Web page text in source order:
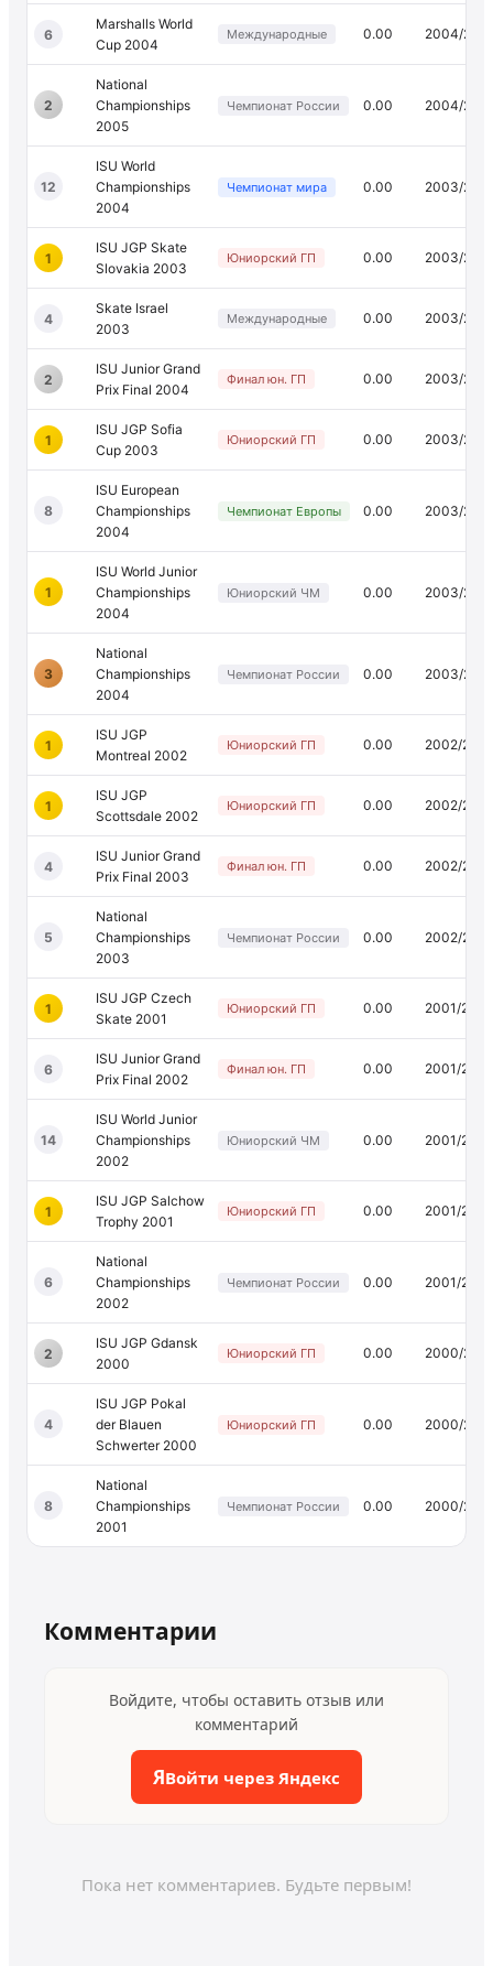
6
Marshalls World
Cup 2004
Международные 0.00 2004/
2
National
Championships
2005
Чемпионат России 0.00 2004/
12
ISU World
Championships
2004
Чемпионат мира 0.00 2003/
1
ISU JGP Skate
Slovakia 2003
Юниорский ГП 0.00 2003/
4
Skate Israel
2003
Международные 0.00 2003/
2
ISU Junior Grand
Prix Final 2004
Финал юн. ГП 0.00 2003/
1
ISU JGP Sofia
Cup 2003
Юниорский ГП 0.00 2003/
8
ISU European
Championships
2004
Чемпионат Европы 0.00 2003/
1
ISU World Junior
Championships
2004
Юниорский ЧМ 0.00 2003/
3
National
Championships
2004
Чемпионат России 0.00 2003/
1
ISU JGP
Montreal 2002
Юниорский ГП 0.00 2002/
1
ISU JGP
Scottsdale 2002
Юниорский ГП 0.00 2002/
4
ISU Junior Grand
Prix Final 2003
Финал юн. ГП 0.00 2002/
5
National
Championships
2003
Чемпионат России 0.00 2002/
1
ISU JGP Czech
Skate 2001
Юниорский ГП 0.00 2001/2002
6
ISU Junior Grand
Prix Final 2002
Финал юн. ГП 0.00 2001/2002
14
ISU World Junior
Championships
2002
Юниорский ЧМ 0.00 2001/2002
1
ISU JGP Salchow
Trophy 2001
Юниорский ГП 0.00 2001/2002
6
National
Championships
2002
Чемпионат России 0.00 2001/2002
2
ISU JGP Gdansk
2000
Юниорский ГП 0.00 2000/
4
ISU JGP Pokal
der Blauen
Schwerter 2000
Юниорский ГП 0.00 2000/
8
National
Championships
2001
Чемпионат России 0.00 2000/
Комментарии
Войдите, чтобы оставить отзыв или
комментарий
ЯВойти через Яндекс
Пока нет комментариев. Будьте первым!